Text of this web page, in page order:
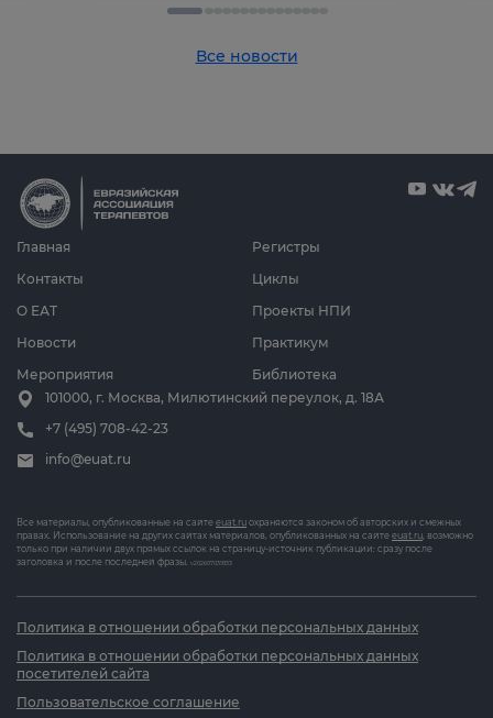
Все новости
Главная
О ЕАТ
Новости
Мероприятия
Циклы
Проекты НПИ
Практикум
Библиотека
Регистры
Контакты
101000, г. Москва, Милютинский переулок, д. 18А
+7 (495) 708-42-23
info@euat.ru
Все материалы, опубликованные на сайте euat.ru охраняются законом об авторских и смежных
правах. Использование на других сайтах материалов, опубликованных на сайте euat.ru, возможно
только при наличии двух прямых ссылок на страницу-источник публикации: сразу после
заголовка и после последней фразы. v202607031833
Политика в отношении обработки персональных данных
Политика в отношении обработки персональных данных
посетителей сайта
Пользовательское соглашение